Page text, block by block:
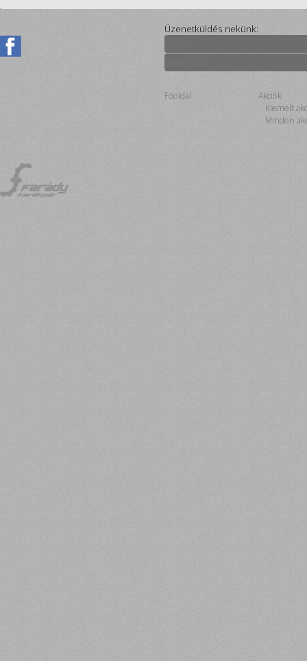
Üzenetküldés nekünk:
Főoldal
Akciók
Kiemelt
Minden